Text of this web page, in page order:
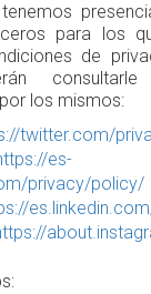
tenemos
para los
de
los mismos:
twitter.com/
es-
privacy/policy/